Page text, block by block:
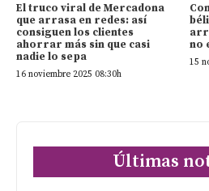
El truco viral de Mercadona
que arrasa en redes: así
consiguen los clientes
ahorrar más sin que casi
nadie lo sepa
16 noviembre 2025 08:30h
no
15
Últimas